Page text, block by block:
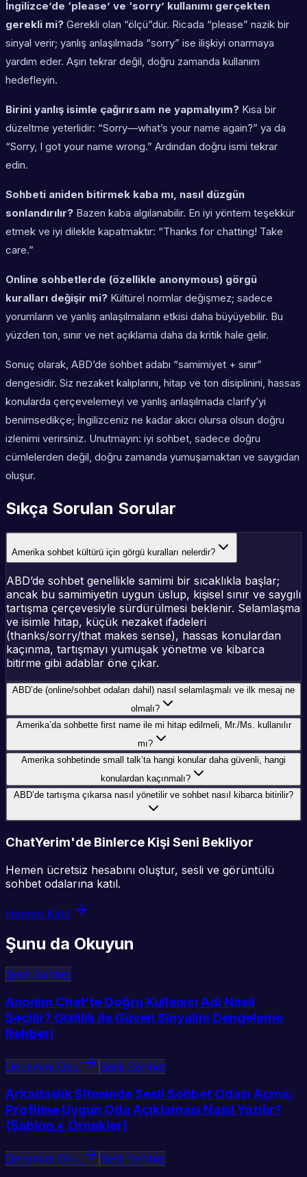
İngilizce’de ‘please’ ve ‘sorry’ kullanımı gerçekten
gerekli mi? Gerekli olan “ölçü”dür. Ricada “please” nazik bir
sinyal verir; yanlış anlaşılmada “sorry” ise ilişkiyi onarmaya
yardım eder. Aşırı tekrar değil, doğru zamanda kullanım
hedefleyin.
Birini yanlış isimle çağırırsam ne yapmalıyım? Kısa bir
düzeltme yeterlidir: “Sorry—what’s your name again?” ya da
“Sorry, I got your name wrong.” Ardından doğru ismi tekrar
edin.
Sohbeti aniden bitirmek kaba mı, nasıl düzgün
sonlandırılır? Bazen kaba algılanabilir. En iyi yöntem teşekkür
etmek ve iyi dilekle kapatmaktır: “Thanks for chatting! Take
care.”
Online sohbetlerde (özellikle anonymous) görgü
kuralları değişir mi? Kültürel normlar değişmez; sadece
yorumların ve yanlış anlaşılmaların etkisi daha büyüyebilir. Bu
yüzden ton, sınır ve net açıklama daha da kritik hale gelir.
Sonuç olarak, ABD’de sohbet adabı “samimiyet + sınır”
dengesidir. Siz nezaket kalıplarını, hitap ve ton disiplinini, hassas
konularda çerçevelemeyi ve yanlış anlaşılmada clarify’yi
benimsedikçe; İngilizceniz ne kadar akıcı olursa olsun doğru
izlenimi verirsiniz. Unutmayın: iyi sohbet, sadece doğru
cümlelerden değil, doğru zamanda yumuşamaktan ve saygıdan
oluşur.
Sıkça Sorulan Sorular
Amerika sohbet kültürü için görgü kuralları nelerdir?
ABD’de sohbet genellikle samimi bir sıcaklıkla başlar;
ancak bu samimiyetin uygun üslup, kişisel sınır ve saygılı
tartışma çerçevesiyle sürdürülmesi beklenir. Selamlaşma
ve isimle hitap, küçük nezaket ifadeleri
(thanks/sorry/that makes sense), hassas konulardan
kaçınma, tartışmayı yumuşak yönetme ve kibarca
bitirme gibi adablar öne çıkar.
ABD’de (online/sohbet odaları dahil) nasıl selamlaşmalı ve ilk mesaj ne
olmalı?
Amerika’da sohbette first name ile mi hitap edilmeli, Mr./Ms. kullanılır
mı?
Amerika sohbetinde small talk’ta hangi konular daha güvenli, hangi
konulardan kaçınmalı?
ABD’de tartışma çıkarsa nasıl yönetilir ve sohbet nasıl kibarca bitirilir?
ChatYerim'de Binlerce Kişi Seni Bekliyor
Hemen ücretsiz hesabını oluştur, sesli ve görüntülü
sohbet odalarına katıl.
Hemen Katıl
Şunu da Okuyun
Sesli Sohbet
Anonim Chat’te Doğru Kullanıcı Adı Nasıl
Seçilir? Gizlilik ile Güven Sinyalini Dengeleme
Rehberi
Devamını Oku Sesli Sohbet
Arkadaşlık Sitesinde Sesli Sohbet Odası Açma:
Profiline Uygun Oda Açıklaması Nasıl Yazılır?
(Şablon + Örnekler)
Devamını Oku Sesli Sohbet